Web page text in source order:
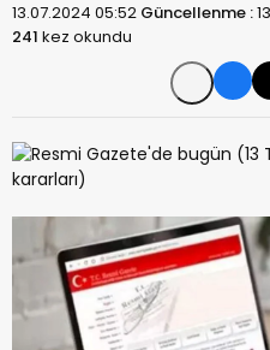
13.07.2024 05:52 Güncellenme :
241 kez okundu